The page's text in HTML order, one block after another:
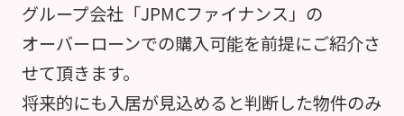
グループ会社「JPMCファイナンス」の
オーバーローンでの購入可能を前提にご紹介さ
せて頂きます。
将来的にも入居が見込めると判断した物件のみ